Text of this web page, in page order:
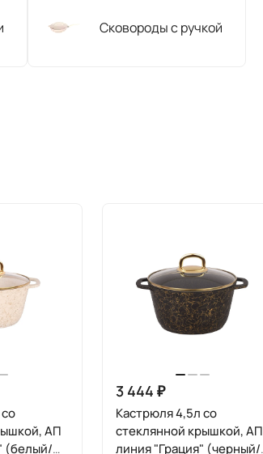
Сковороды с ручкой
АП
(белый/
3 444 ₽
Кастрюля 4,5л со
стеклянной крышкой, АП
линия "Грация" (черный/